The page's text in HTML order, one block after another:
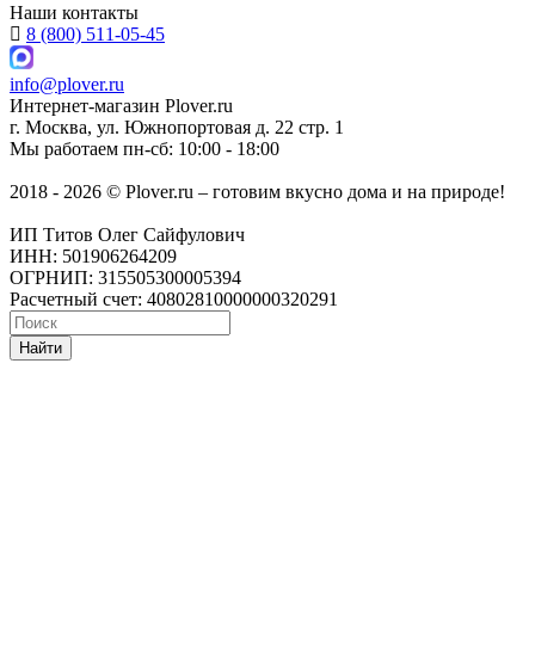
Наши контакты
8 (800) 511-05-45
info@plover.ru
Интернет-магазин Plover.ru
г. Москва, ул. Южнопортовая д. 22 стр. 1
Мы работаем пн-сб: 10:00 - 18:00
2018 - 2026 © Plover.ru – готовим вкусно дома и на природе!
ИП Титов Олег Сайфулович
ИНН: 501906264209
ОГРНИП: 315505300005394
Расчетный счет: 40802810000000320291
Найти